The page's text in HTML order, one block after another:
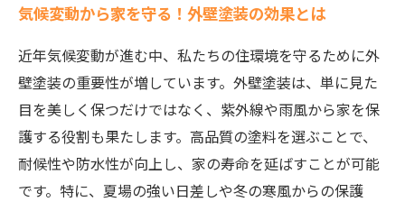
気候変動から家を守る！外壁塗装の効果とは
近年気候変動が進む中、私たちの住環境を守るために外
壁塗装の重要性が増しています。外壁塗装は、単に見た
目を美しく保つだけではなく、紫外線や雨風から家を保
護する役割も果たします。高品質の塗料を選ぶことで、
耐候性や防水性が向上し、家の寿命を延ばすことが可能
です。特に、夏場の強い日差しや冬の寒風からの保護